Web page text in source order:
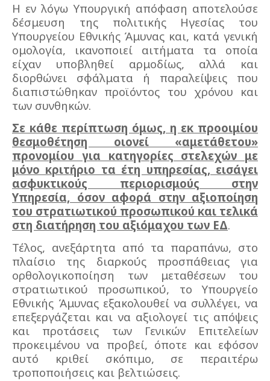
Η εν λόγω Υπουργική απόφαση αποτελούσε
δέσμευση της πολιτικής Ηγεσίας του
Υπουργείου Εθνικής Άμυνας και, κατά γενική
ομολογία, ικανοποιεί αιτήματα τα οποία
είχαν υποβληθεί αρμοδίως, αλλά και
διορθώνει σφάλματα ή παραλείψεις που
διαπιστώθηκαν προϊόντος του χρόνου και
των συνθηκών.
Σε κάθε περίπτωση όμως, η εκ προοιμίου
θεσμοθέτηση οιονεί «αμετάθετου»
προνομίου για κατηγορίες στελεχών με
μόνο κριτήριο τα έτη υπηρεσίας, εισάγει
ασφυκτικούς περιορισμούς στην
Υπηρεσία, όσον αφορά στην αξιοποίηση
του στρατιωτικού προσωπικού και τελικά
στη διατήρηση του αξιόμαχου των ΕΔ.
Τέλος, ανεξάρτητα από τα παραπάνω, στο
πλαίσιο της διαρκούς προσπάθειας για
ορθολογικοποίηση των μεταθέσεων του
στρατιωτικού προσωπικού, το Υπουργείο
Εθνικής Άμυνας εξακολουθεί να συλλέγει, να
επεξεργάζεται και να αξιολογεί τις απόψεις
και προτάσεις των Γενικών Επιτελείων
προκειμένου να προβεί, όποτε και εφόσον
αυτό κριθεί σκόπιμο, σε περαιτέρω
τροποποιήσεις και βελτιώσεις.